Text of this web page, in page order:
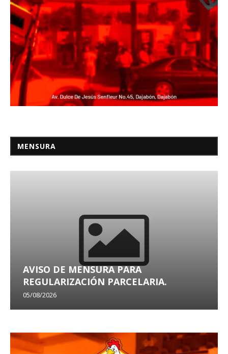
MENSURA
AVISO DE MENSURA PARA
REGULARIZACIÓN PARCELARIA.
05/08/2026